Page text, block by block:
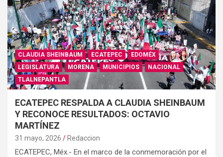
CLAUDIA SHEINBAUM ECATEPEC
EDOMÉX
LEGISLATURA
MORENA MUNICIPIOS
NACIONAL
TLALNEPANTLA
ECATEPEC RESPALDA A CLAUDIA SHEINBAUM
Y RECONOCE RESULTADOS: OCTAVIO
MARTÍNEZ
31 mayo, 2026 Redaccion
ECATEPEC, Méx.- En el marco de la conmemoración por el